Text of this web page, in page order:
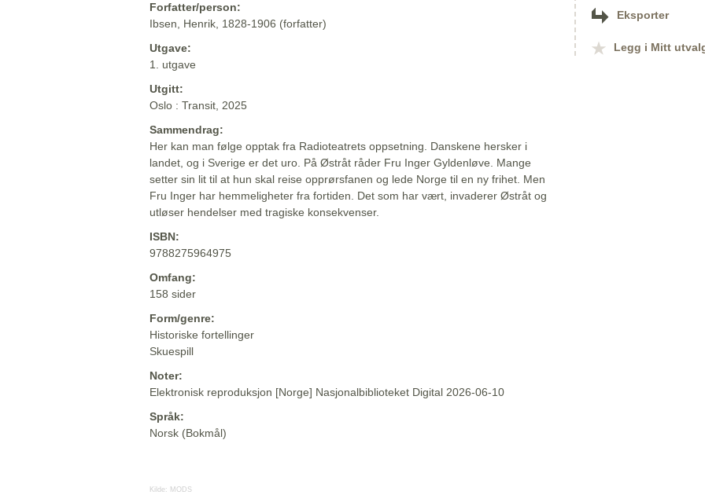
Forfatter/person:
Ibsen, Henrik, 1828-1906 (forfatter)
Utgave:
1. utgave
Utgitt:
Oslo : Transit, 2025
Sammendrag:
Her kan man følge opptak fra Radioteatrets oppsetning. Danskene hersker i
landet, og i Sverige er det uro. På Østråt råder Fru Inger Gyldenløve. Mange
setter sin lit til at hun skal reise opprørsfanen og lede Norge til en ny frihet. Men
Fru Inger har hemmeligheter fra fortiden. Det som har vært, invaderer Østråt og
utløser hendelser med tragiske konsekvenser.
ISBN:
9788275964975
Omfang:
158 sider
Form/genre:
Historiske fortellinger
Skuespill
Noter:
Elektronisk reproduksjon [Norge] Nasjonalbiblioteket Digital 2026-06-10
Språk:
Norsk (Bokmål)
Kilde: MODS
Eksporter
Legg i Mitt